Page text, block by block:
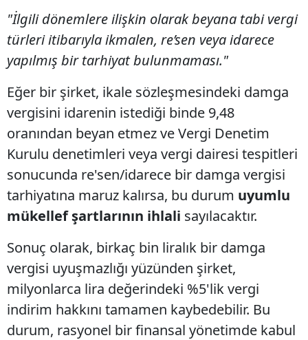
"İlgili dönemlere ilişkin olarak beyana tabi vergi
türleri itibarıyla ikmalen, re’sen veya idarece
yapılmış bir tarhiyat bulunmaması."
Eğer bir şirket, ikale sözleşmesindeki damga
vergisini idarenin istediği binde 9,48
oranından beyan etmez ve Vergi Denetim
Kurulu denetimleri veya vergi dairesi tespitleri
sonucunda re'sen/idarece bir damga vergisi
tarhiyatına maruz kalırsa, bu durum uyumlu
mükellef şartlarının ihlali sayılacaktır.
Sonuç olarak, birkaç bin liralık bir damga
vergisi uyuşmazlığı yüzünden şirket,
milyonlarca lira değerindeki %5'lik vergi
indirim hakkını tamamen kaybedebilir. Bu
durum, rasyonel bir finansal yönetimde kabul